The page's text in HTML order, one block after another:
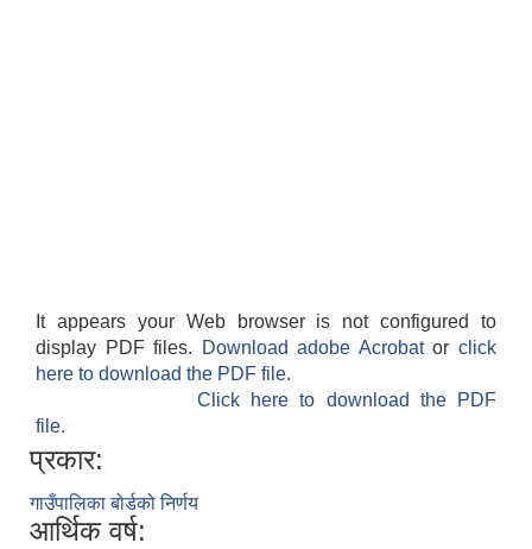
It appears your Web browser is not configured to
display PDF files.
Download adobe Acrobatorclick
here to download the PDF file.
Click here to download the PDF
file.
प्रकार:
गाउँपालिका बोर्डको निर्णय
आर्थिक वर्ष: